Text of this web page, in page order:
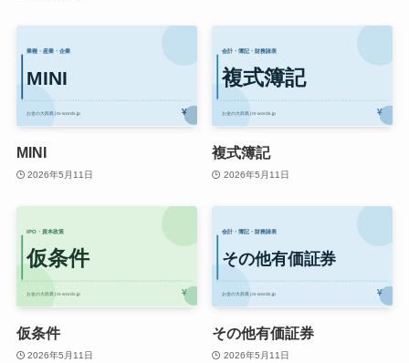
MINI
2026年5月11日
複式簿記
2026年5月11日
仮条件
2026年5月11日
その他有価証券
2026年5月11日